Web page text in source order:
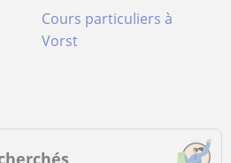
Cours particuliers à
Vorst